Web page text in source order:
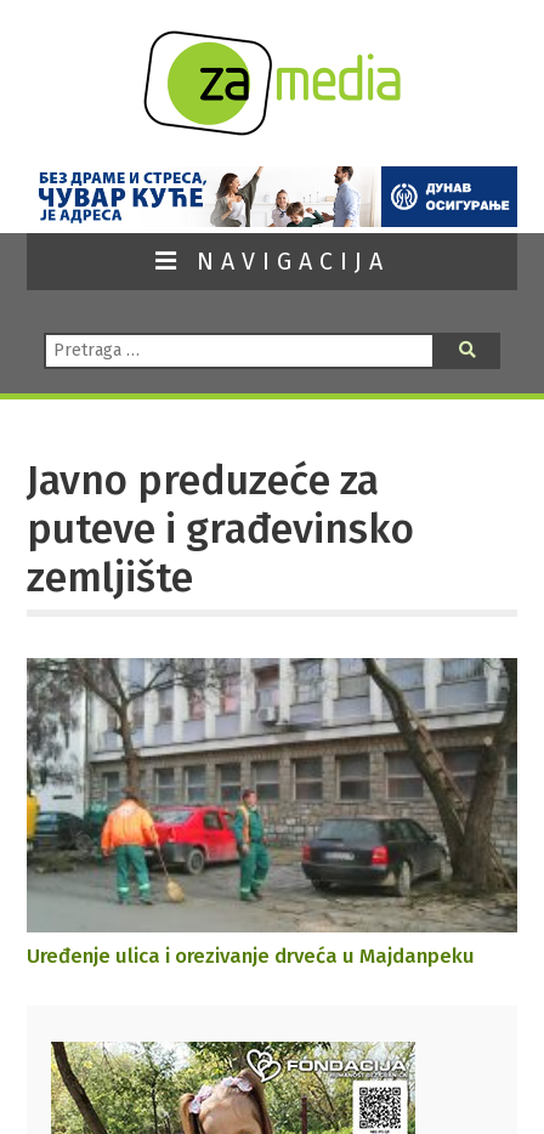
NAVIGACIJA
Pretraga:
Javno preduzeće za
puteve i građevinsko
zemljište
Uređenje ulica i orezivanje drveća u Majdanpeku